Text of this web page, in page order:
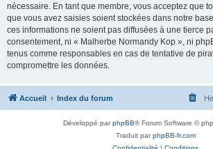
nécessaire. En tant que membre, vous acceptez que
que vous avez saisies soient stockées dans notre
ces informations ne soient pas diffusées à une tierce
consentement, ni « Malherbe Normandy Kop », ni
tenus comme responsables en cas de tentative de
compromettre les données.
Accueil Index du forum
Développé parphpBB® Forum Software ©
Traduit parphpBB-fr.com